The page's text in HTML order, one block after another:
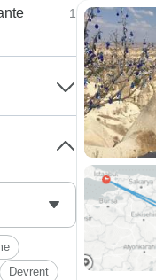
1
Devrent